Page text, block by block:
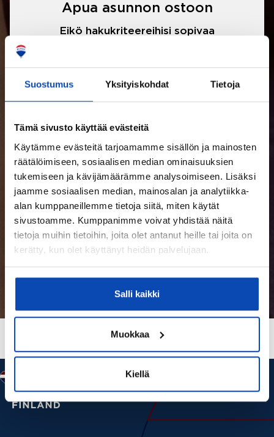
Suostumus Yksityiskohdat Tietoja
Tämä sivusto käyttää evästeitä
Käytämme evästeitä tarjoamamme sisällön ja mainosten
räätälöimiseen, sosiaalisen median ominaisuuksien
tukemiseen ja kävijämäärämme analysoimiseen. Lisäksi
jaamme sosiaalisen median, mainosalan ja analytiikka-
alan kumppaneillemme tietoja siitä, miten käytät
sivustoamme. Kumppanimme voivat yhdistää näitä
tietoja muihin tietoihin, joita olet antanut heille tai joita on
kerätty, kun olet käyttänyt heidän palvelujaan.
Salli kaikki
Muokkaa
Kiellä
Apua asunnon ostoon
Eikö hakukriteereihisi sopivaa
LUE LISÄÄ